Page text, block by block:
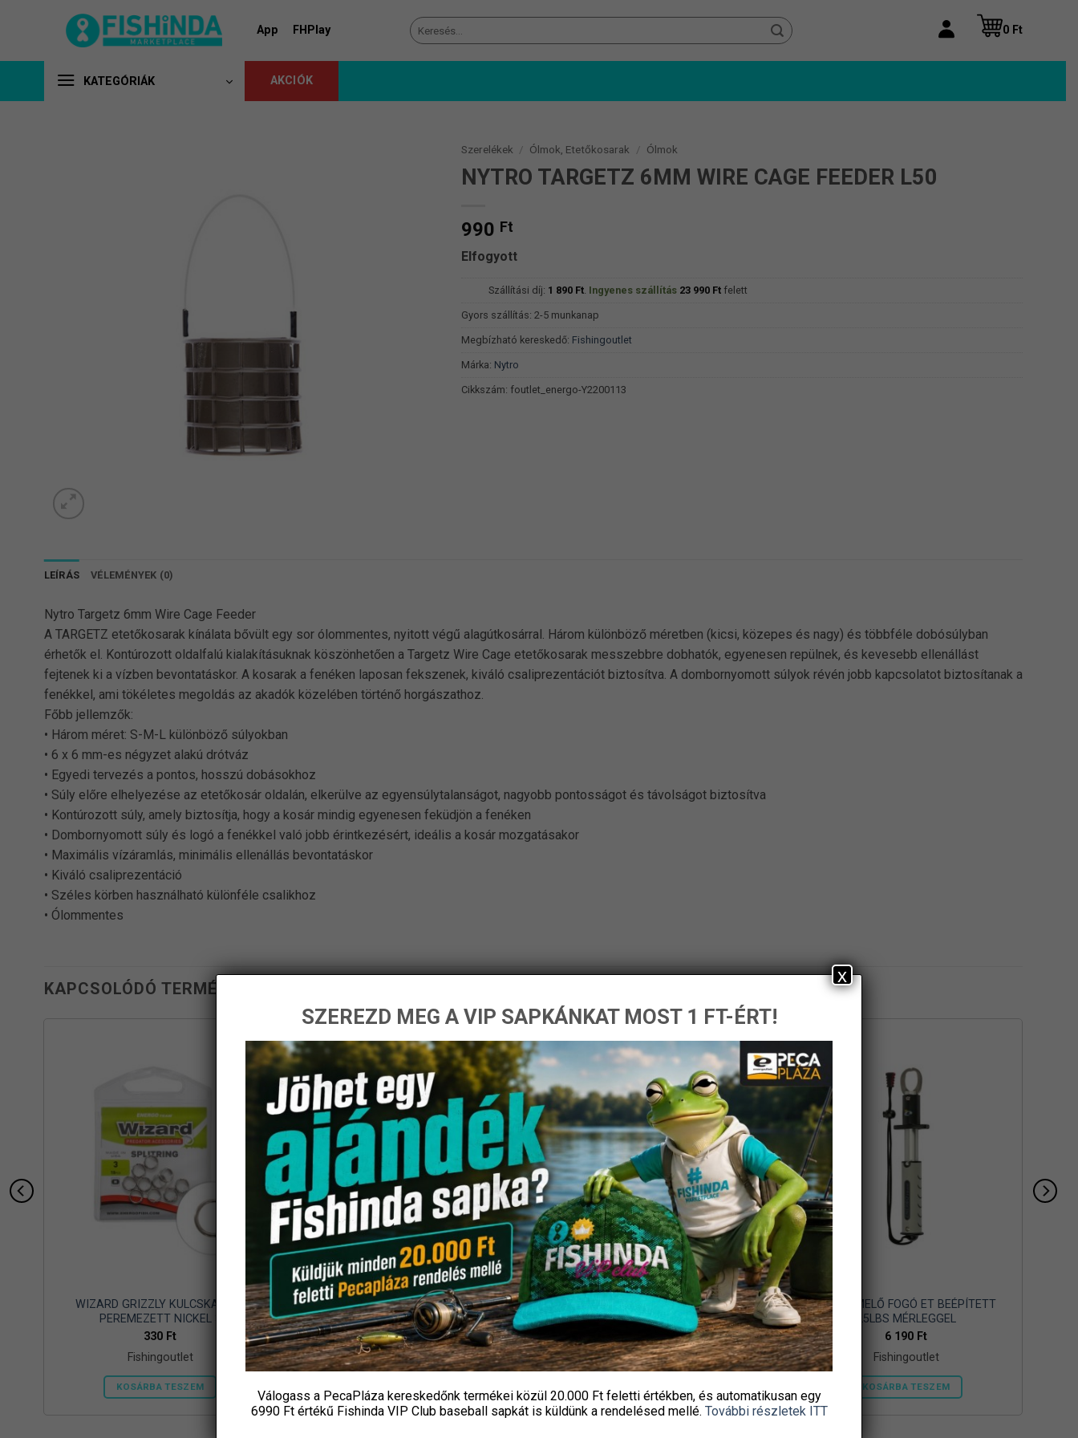
App FHPlay
Keresés
a
0 Ft
KATEGÓRIÁK AKCIÓK
Szerelékek / Ólmok, Etetőkosarak / Ólmok
NYTRO TARGETZ 6MM WIRE CAGE FEEDER L50
990 Ft
Elfogyott
Szállítási díj: 1 890 Ft. Ingyenes szállítás 23 990 Ftfelett
Gyors szállítás: 2-5 munkanap
Megbízható kereskedő: Fishingoutlet
Márka: Nytro
Cikkszám: foutlet_energo-Y2200113
LEÍRÁS VÉLEMÉNYEK (0)
Nytro Targetz 6mm Wire Cage Feeder
A TARGETZ etetőkosarak kínálata bővült egy sor ólommentes, nyitott végű alagútkosárral. Három különböző méretben (kicsi, közepes és nagy) és többféle dobósúlyban
érhetők el. Kontúrozott oldalfalú kialakításuknak köszönhetően a Targetz Wire Cage etetőkosarak messzebbre dobhatók, egyenesen repülnek, és kevesebb ellenállást
fejtenek ki a vízben bevontatáskor. A kosarak a fenéken laposan fekszenek, kiváló csaliprezentációt biztosítva. A dombornyomott súlyok révén jobb kapcsolatot biztosítanak a
fenékkel, ami tökéletes megoldás az akadók közelében történő horgászathoz.
Főbb jellemzők:
• Három méret: S-M-L különböző súlyokban
• 6 x 6 mm-es négyzet alakú drótváz
• Egyedi tervezés a pontos, hosszú dobásokhoz
• Súly előre elhelyezése az etetőkosár oldalán, elkerülve az egyensúlytalanságot, nagyobb pontosságot és távolságot biztosítva
• Kontúrozott súly, amely biztosítja, hogy a kosár mindig egyenesen feküdjön a fenéken
• Dombornyomott súly és logó a fenékkel való jobb érintkezésért, ideális a kosár mozgatásakor
• Maximális vízáramlás, minimális ellenállás bevontatáskor
• Kiváló csaliprezentáció
• Széles körben használható különféle csalikhoz
• Ólommentes
KAPCSOLÓDÓ TERMÉKEK
WIZARD GRIZZLY KULCSKARIKA
PEREMEZETT NICKEL 3
330 Ft
Fishingoutlet
KOSÁRBA TESZEM
THE ONE NAGY LYUKÚ FORGÓ No.11
10db
1 190Ft
Fishingoutlet
KAMASAKI HUROKKÖTŐ NAGY
390Ft
Fishingoutlet
HALKIEMELŐ FOGÓ ET BEÉPÍTETT
25LBS MÉRLEGGEL
6 190 Ft
Fishingoutlet
KOSÁRBA TESZEM
SZEREZD MEG A VIP SAPKÁNKAT MOST 1 FT-ÉRT!
Válogass a PecaPláza kereskedőnk termékei közül 20.000 Ft felettiértékben, és automatikusan egy
6990 Ft értékű Fishinda VIP Club baseball sapkátis küldünk a rendelésed mellé. További részletek ITT
x